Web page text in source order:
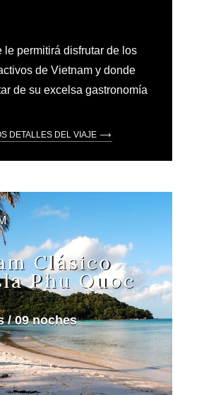
le permitirá disfrutar de los
de Vietnam y donde
de su excelsa gastronomía
DETALLES DEL VIAJE
Clásico
Phu Quoc
/ 09 noches